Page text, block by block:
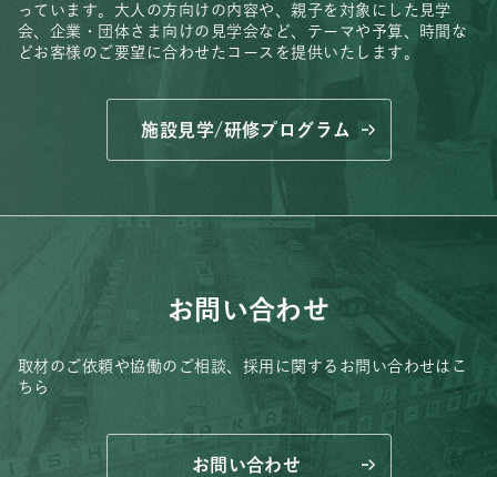
っています。 大人の方向けの内容や、親子を対象にした見学
会、 企業・団体さま向けの見学会など、 テーマや予算、時間な
どお客様のご要望に合わせたコースを提供いたします。
施設見学/研修プログラム
お問い合わせ
取材のご依頼や協働のご相談、 採用に関するお問い合わせはこ
ちら
お問い合わせ